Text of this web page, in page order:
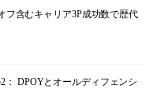
フ含むキャリア3P成功数で歴代
： DPOYとオールディフェンシ